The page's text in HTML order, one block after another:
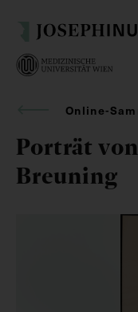
Online-
Porträt
Breuning